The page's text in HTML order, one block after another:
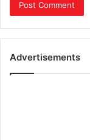
Advertisements